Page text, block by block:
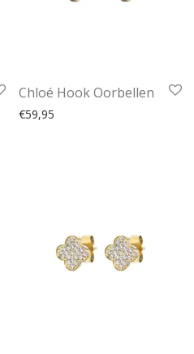
Chloé Hook Oorbellen
€59,95